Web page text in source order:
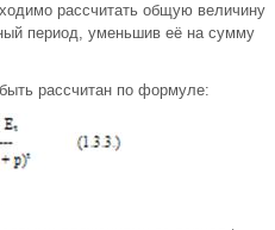
рассчитать общую величину
период, уменьшив её на сумму
рассчитан по формуле: